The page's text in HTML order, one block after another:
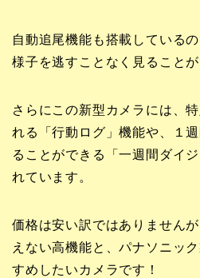
自動追尾機能も搭載している
様子を逃すことなく見ることが
さらにこの新型カメラには、
れる「行動ログ」機能や、１
ることができる「一週間ダイ
れています。
価格は安い訳ではありません
えない高機能と、パナソニッ
すめしたいカメラです！